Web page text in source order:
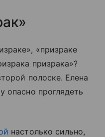
«призраке
призрака»?
полоске. Елена
опасно проглядеть
настолько сильно,